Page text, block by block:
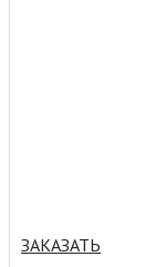
ЗАКАЗАТЬ